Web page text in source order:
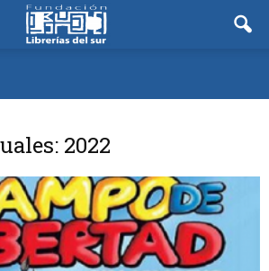
2022